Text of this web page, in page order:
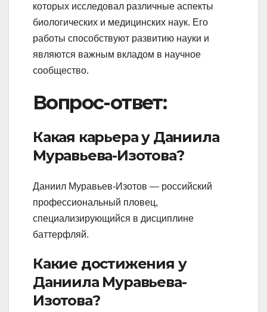
которых исследовал различные аспекты
биологических и медицинских наук. Его
работы способствуют развитию науки и
являются важным вкладом в научное
сообщество.
Вопрос-ответ:
Какая карьера у Даниила
Муравьева-Изотова?
Даниил Муравьев-Изотов — российский
профессиональный пловец,
специализирующийся в дисциплине
баттерфляй.
Какие достижения у
Даниила Муравьева-
Изотова?